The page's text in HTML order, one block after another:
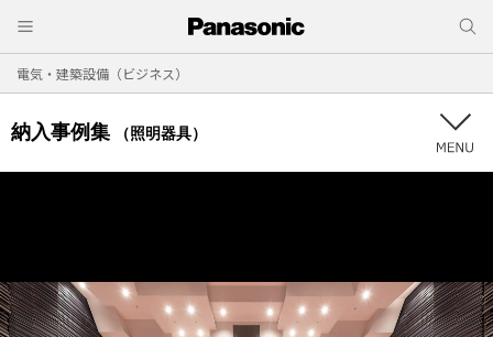
電気・建築設備（ビジネス）
納入事例集 （照明器具）